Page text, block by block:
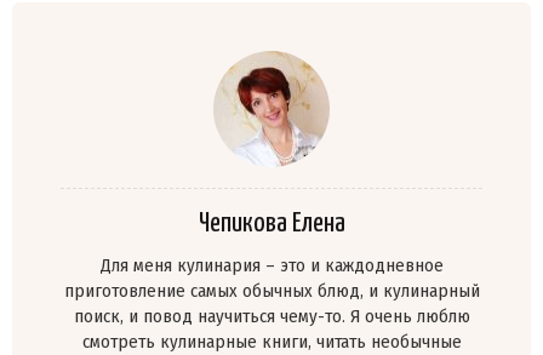
Чепикова Елена
Для меня кулинария – это и каждодневное
приготовление самых обычных блюд, и кулинарный
поиск, и повод научиться чему-то. Я очень люблю
смотреть кулинарные книги, читать необычные